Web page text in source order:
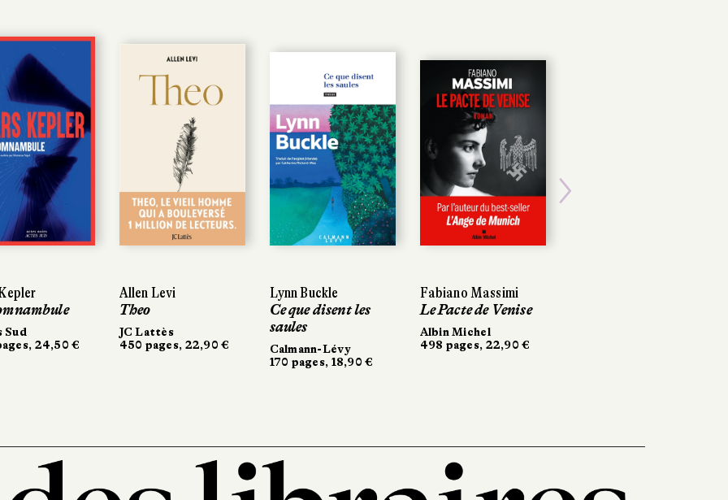
24,50 €
Allen Levi
Theo
JC Lattès
450 pages, 22,90 €
Lynn Buckle
Ce que disent les
saules
Calmann-Lévy
170 pages, 18,90 €
Fabiano Massimi
Le Pacte de Venise
Albin Michel
498 pages, 22,90 €
24,50 €
Allen Levi
Theo
JC Lattès
450 pages, 22,90 €
Lynn Buckle
Ce que disent les
saules
Calmann-Lévy
170 pages, 18,90 €
Fabiano Massimi
Le Pacte de Venise
Albin Michel
498 pages, 22,90 €